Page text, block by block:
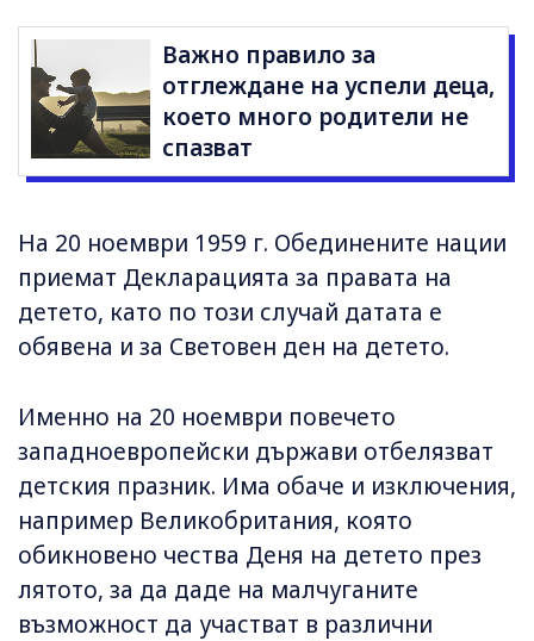
Важно правило за
отглеждане на успели деца,
което много родители не
спазват
На 20 ноември 1959 г. Обединените нации
приемат Декларацията за правата на
детето, като по този случай датата е
обявена и за Световен ден на детето.
Именно на 20 ноември повечето
западноевропейски държави отбелязват
детския празник. Има обаче и изключения,
например Великобритания, която
обикновено чества Деня на детето през
лятото, за да даде на малчуганите
възможност да участват в различни